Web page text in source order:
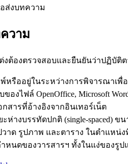
อส่งบทความ
วาม
ต้องตรวจสอบและยืนยันว่าปฏิบั
หรืออยู่ในระหว่างการพิจารณาเ
งไฟล์ OpenOffice, Microsoft
กสารที่อ้างอิงจากอินเทอร์เน็ต
างบรรทัดปกติ (single-spaced)
าด รูปภาพ และตาราง ในตำแห
นดของวารสารฯ ทั้งในแง่ของรูป